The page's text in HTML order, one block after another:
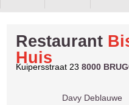
Restaurant
Huis
Kuipersstraat 238000
Davy Deblauwe